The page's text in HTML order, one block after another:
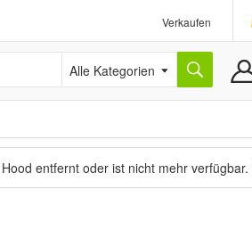
Verkaufen
Alle Kategorien
entfernt oder ist nicht mehr verfügbar.